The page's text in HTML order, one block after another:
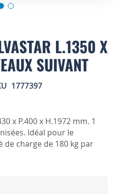
L.1350 X
SUIVANT
1777397
x P.400 x H.1972 mm. 1
Idéal pour le
de charge de 180 kg par